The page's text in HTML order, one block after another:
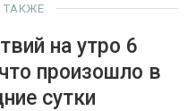
ТАКЖЕ
на утро 6
произошло в
сутки